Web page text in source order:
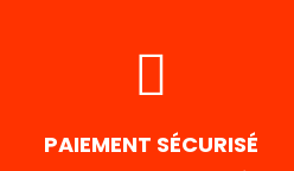
PAIEMENT SÉCURISÉ